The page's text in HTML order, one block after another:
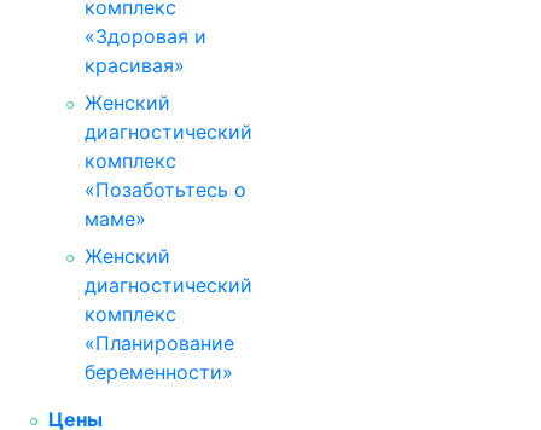
комплекс
«Здоровая и
красивая»
Женский
диагностический
комплекс
«Позаботьтесь о
маме»
Женский
диагностический
комплекс
«Планирование
беременности»
Цены